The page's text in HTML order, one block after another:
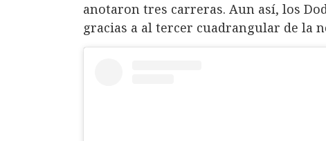
anotaron tres carreras. Aun así, los
gracias a al tercer cuadrangular de la